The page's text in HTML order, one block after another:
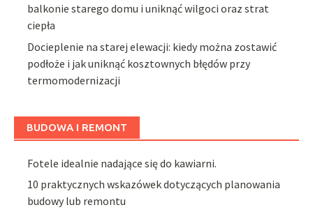
balkonie starego domu i uniknąć wilgoci oraz strat
ciepła
Docieplenie na starej elewacji: kiedy można zostawić
podłoże i jak uniknąć kosztownych błędów przy
termomodernizacji
BUDOWA I REMONT
Fotele idealnie nadające się do kawiarni.
10 praktycznych wskazówek dotyczących planowania
budowy lub remontu